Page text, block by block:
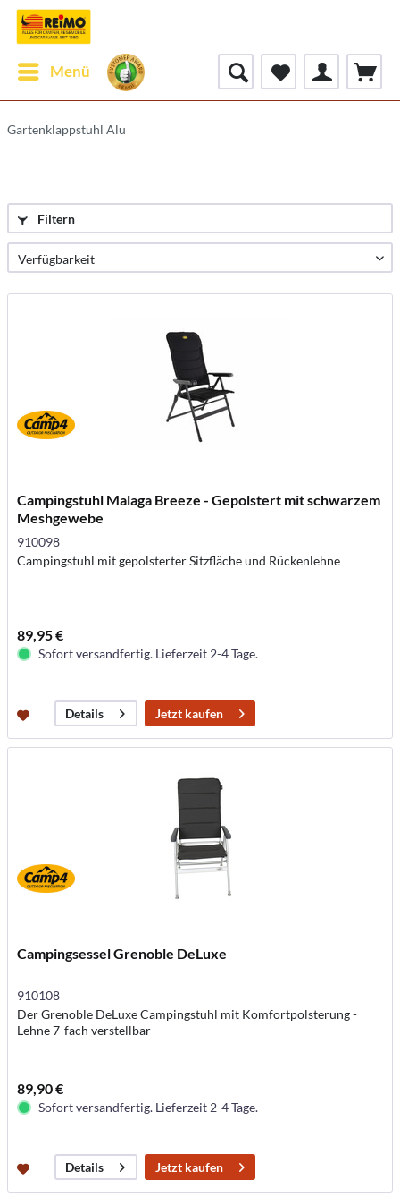
Menü
Gartenklappstuhl Alu
Filtern
Campingstuhl Malaga Breeze - Gepolstert mit schwarzem
Meshgewebe
910098
Campingstuhl mit gepolsterter Sitzfläche und Rückenlehne
89,95 €
Sofort versandfertig. Lieferzeit 2-4 Tage.
Details Jetzt kaufen
Campingsessel Grenoble DeLuxe
910108
Der Grenoble DeLuxe Campingstuhl mit Komfortpolsterung -
Lehne 7-fach verstellbar
89,90 €
Sofort versandfertig. Lieferzeit 2-4 Tage.
Details Jetzt kaufen